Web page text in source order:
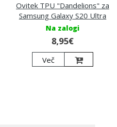
Ovitek TPU "Dandelions" za
Samsung Galaxy S20 Ultra
Na zalogi
8,95€
Več